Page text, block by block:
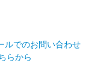
ルでのお問い合わせ
らから